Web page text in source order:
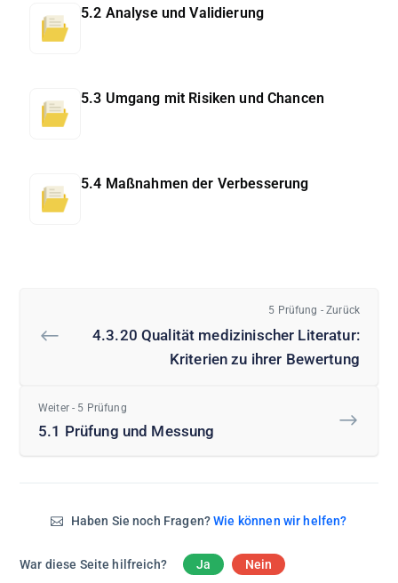
5.2 Analyse und Validierung
5.3 Umgang mit Risiken und Chancen
5.4 Maßnahmen der Verbesserung
5 Prüfung - Zurück
4.3.20 Qualität medizinischer Literatur:
Kriterien zu ihrer Bewertung
Weiter - 5 Prüfung
5.1 Prüfung und Messung
Haben Sie noch Fragen?Wie können wir helfen?
War diese Seite hilfreich? Ja Nein